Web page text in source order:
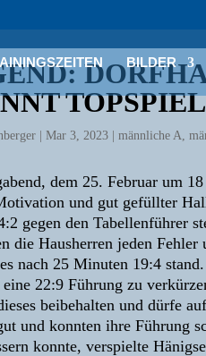
BILDER
|Mar 3, 2023 |männliche A ,
dem 25. Februar um
und gut gefüllter
gegen den Tabellenführer
die Hausherren jeden
nach 25 Minuten 19:4
22:9 Führung zu
beibehalten und dürfe
und konnten ihre Führung
konnte, verspielte